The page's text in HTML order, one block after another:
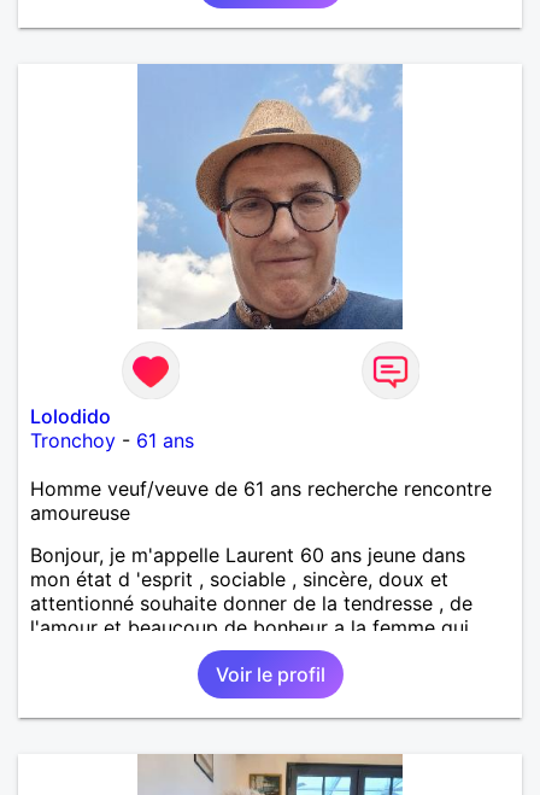
Lolodido
Tronchoy - 61 ans
Homme veuf/veuve de 61 ans recherche rencontre
amoureuse
Bonjour, je m'appelle Laurent 60 ans jeune dans
mon état d 'esprit , sociable , sincère, doux et
attentionné souhaite donner de la tendresse , de
l'amour et beaucoup de bonheur a la femme qui
souhaitera partager ma vie . Bientôt en retraite a la
fin de l 'année et libre de toute contrainte. Digne de
confiance à la femme qui voudras m 'en accorder
en toute sincérité. Pour le reste venez me découvrir
Voir le profil